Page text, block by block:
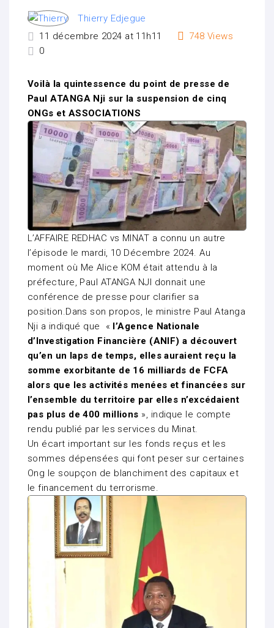
Thierry Edjegue
11 décembre 2024 at 11h11
748 Views
0
Voilà la quintessence du point de presse de
Paul ATANGA Nji sur la suspension de cinq
ONGs et ASSOCIATIONS
L’AFFAIRE REDHAC vs MINAT a connu un autre
l’épisode le mardi, 10 Décembre 2024. Au
moment où Me Alice KOM était attendu à la
préfecture, Paul ATANGA NJI donnait une
conférence de presse pour clarifier sa
position.Dans son propos, le ministre Paul Atanga
Nji a indiqué que « l’Agence Nationale
d’Investigation Financière (ANIF) a découvert
qu’en un laps de temps, elles auraient reçu la
somme exorbitante de 16 milliards de FCFA
alors que les activités menées et financées sur
l’ensemble du territoire par elles n’excédaient
pas plus de 400 millions », indique le compte
rendu publié par les services du Minat.
Un écart important sur les fonds reçus et les
sommes dépensées qui font peser sur certaines
Ong le soupçon de blanchiment des capitaux et
le financement du terrorisme.